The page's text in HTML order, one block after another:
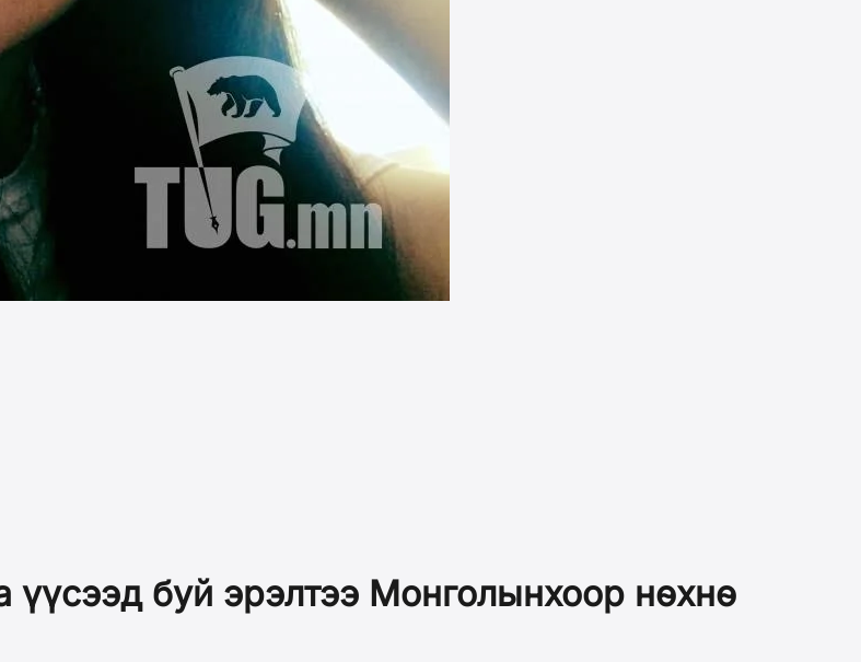
үүсээд буй эрэлтээ Монголынхоор нөхнө